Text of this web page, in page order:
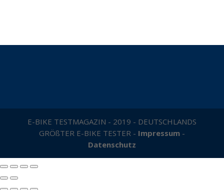
E-BIKE TESTMAGAZIN - 2019 - DEUTSCHLANDS
GRÖßTER E-BIKE TESTER - Impressum-
Datenschutz